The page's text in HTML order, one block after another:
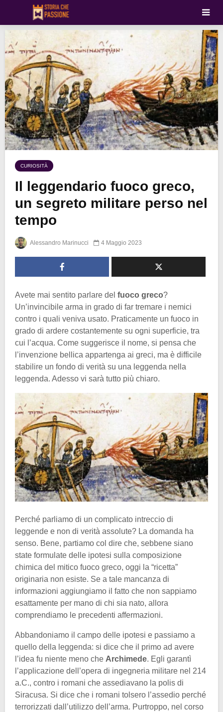
CURIOSITÀ
Il leggendario fuoco greco,
un segreto militare perso nel
tempo
Alessandro Marinucci 4 Maggio 2023
Avete mai sentito parlare del fuoco greco?
Un’invincibile arma in grado di far tremare i nemici
contro i quali veniva usato. Praticamente un fuoco in
grado di ardere costantemente su ogni superficie, tra
cui l’acqua. Come suggerisce il nome, si pensa che
l’invenzione bellica appartenga ai greci, ma è difficile
stabilire un fondo di verità su una leggenda nella
leggenda. Adesso vi sarà tutto più chiaro.
Perché parliamo di un complicato intreccio di
leggende e non di verità assolute? La domanda ha
senso. Bene, partiamo col dire che, sebbene siano
state formulate delle ipotesi sulla composizione
chimica del mitico fuoco greco, oggi la “ricetta”
originaria non esiste. Se a tale mancanza di
informazioni aggiungiamo il fatto che non sappiamo
esattamente per mano di chi sia nato, allora
comprendiamo le precedenti affermazioni.
Abbandoniamo il campo delle ipotesi e passiamo a
quello della leggenda: si dice che il primo ad avere
l’idea fu niente meno che Archimede. Egli garantì
l’applicazione dell’opera di ingegneria militare nel 214
a.C., contro i romani che assediavano la polis di
Siracusa. Si dice che i romani tolsero l’assedio perché
terrorizzati dall’utilizzo dell’arma. Purtroppo, nel corso